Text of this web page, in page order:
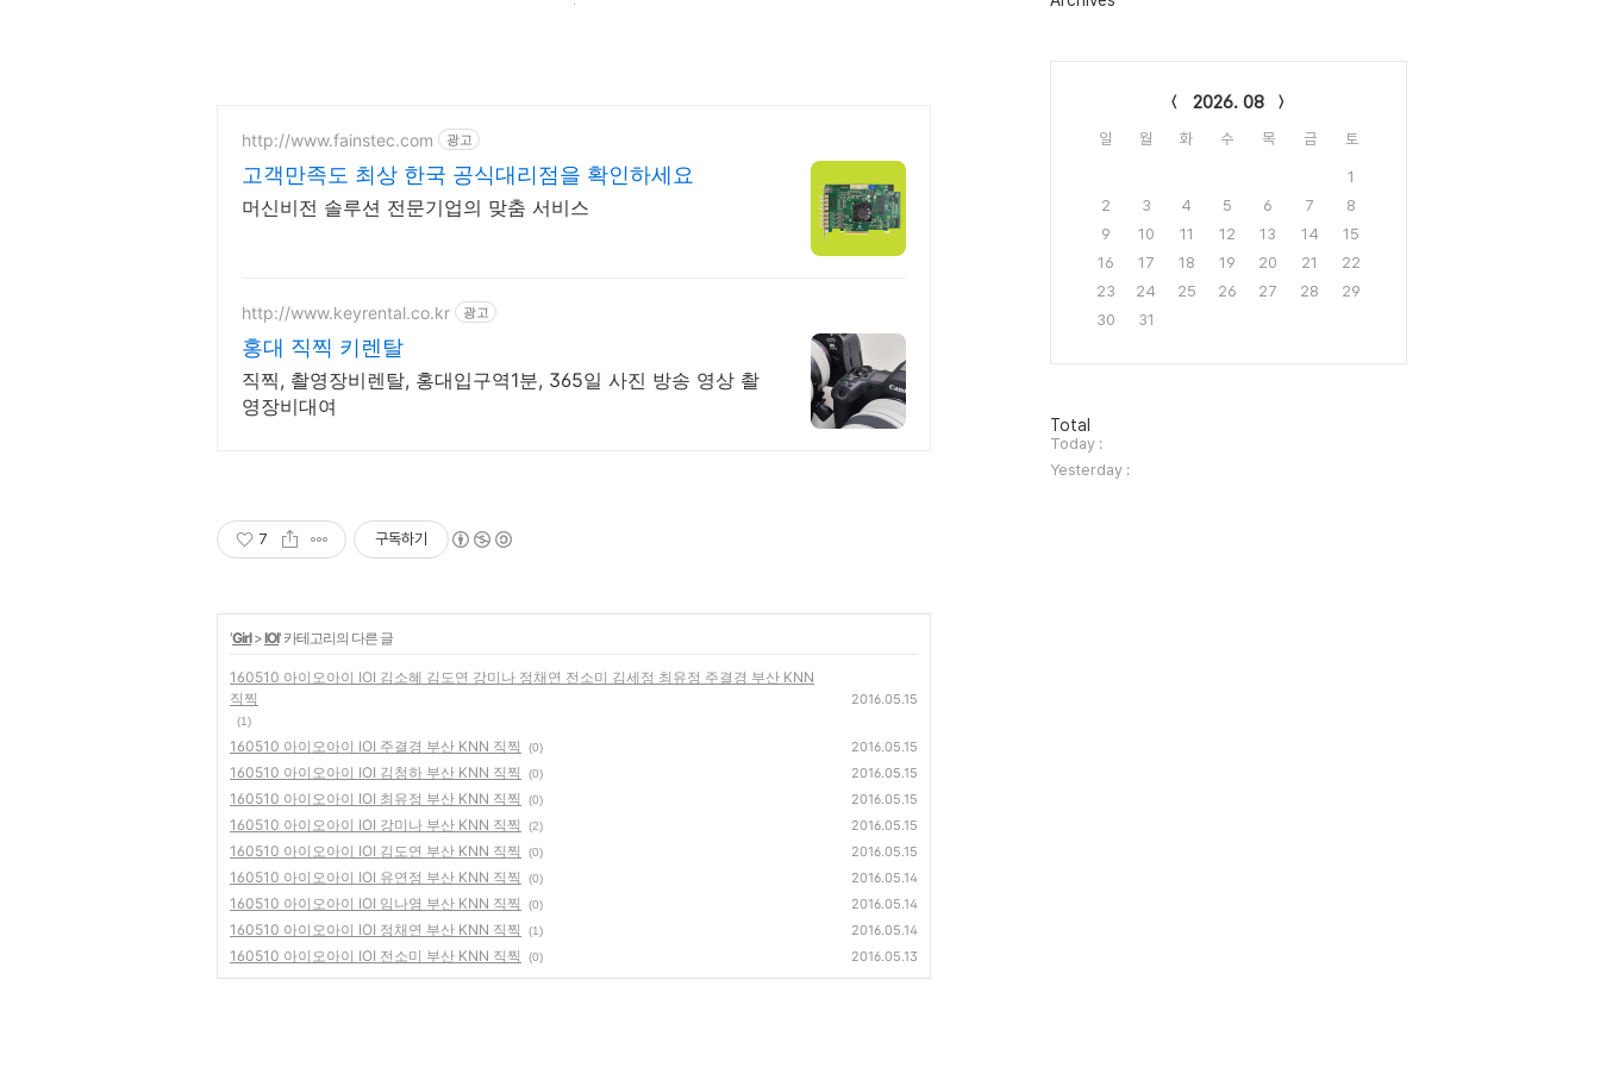
http://www.fainstec.com 광고
고객만족도 최상 한국 공식대리점을 확인하세요
머신비전 솔루션 전문기업의 맞춤 서비스
http://www.keyrental.co.kr 광고
홍대 직찍 키렌탈
직찍, 촬영장비렌탈, 홍대입구역1분, 365일 사진 방송 영상 촬
영장비대여
7 구독하기
'Girl>IOI' 카테고리의 다른 글
160510 아이오아이 IOI 김소혜 김도연 강미나 정채연 전소미 김세정 최유정 주결경 부산 KNN
직찍
(1)
2016.05.15
160510 아이오아이 IOI 주결경 부산 KNN 직찍 (0) 2016.05.15
160510 아이오아이 IOI 김청하 부산 KNN 직찍 (0) 2016.05.15
160510 아이오아이 IOI 최유정 부산 KNN 직찍 (0) 2016.05.15
160510 아이오아이 IOI 강미나 부산 KNN 직찍 (2) 2016.05.15
160510 아이오아이 IOI 김도연 부산 KNN 직찍 (0) 2016.05.15
160510 아이오아이 IOI 유연정 부산 KNN 직찍 (0) 2016.05.14
160510 아이오아이 IOI 임나영 부산 KNN 직찍 (0) 2016.05.14
160510 아이오아이 IOI 정채연 부산 KNN 직찍 (1) 2016.05.14
160510 아이오아이 IOI 전소미 부산 KNN 직찍 (0) 2016.05.13
그
2026. 08
일 월 화 수 목 금 토
1
2
3 4 5 6 7
8
9
10 11 12 13 14
15
16
17 18 19 20 21
22
23
24 25 26 27 28
29
30
31
방
문
자
수
Total
Today :
Yesterday :